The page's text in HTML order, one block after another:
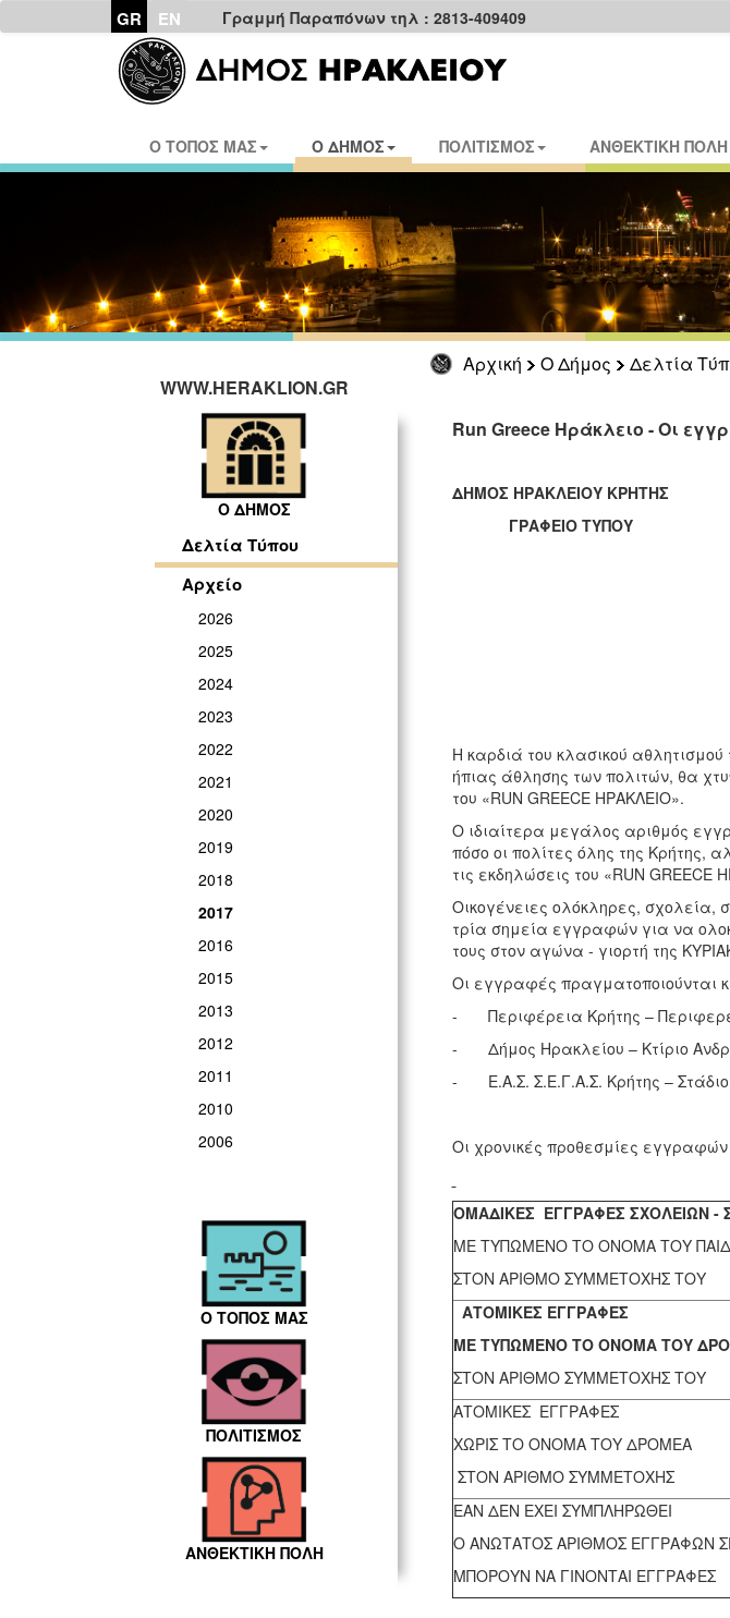
GR EN Γραμμή Παραπόνων τηλ : 2813-409409
Ο ΤΟΠΟΣ ΜΑΣ Ο ΔΗΜΟΣ ΠΟΛΙΤΙΣΜΟΣ ΑΝΘΕΚΤΙΚΗ ΠΟΛΗ
Αρχική Ο Δήμος Δελτία
WWW.HERAKLION.GR
Ο ΔΗΜΟΣ
Δελτία Τύπου
Αρχείο
2026
2025
2024
2023
2022
2021
2020
2019
2018
2017
2016
2015
2013
2012
2011
2010
2006
Ο ΤΟΠΟΣ ΜΑΣ
ΠΟΛΙΤΙΣΜΟΣ
ΑΝΘΕΚΤΙΚΗ ΠΟΛΗ
Run Greece Ηράκλειο - Οι
ΔΗΜΟΣ ΗΡΑΚΛΕΙΟΥ ΚΡΗΤΗΣ
ΓΡΑΦΕΙΟ ΤΥΠΟΥ
Η καρδιά του κλασικού αθλητισμού
ήπιας άθλησης των πολιτών, θα
του «RUN GREECE ΗΡΑΚΛΕΙΟ».
Ο ιδιαίτερα μεγάλος αριθμός
πόσο οι πολίτες όλης της Κρήτης,
τις εκδηλώσεις του «RUN GREECE
Οικογένειες ολόκληρες, σχολεία,
τρία σημεία εγγραφών για να
τους στον αγώνα - γιορτή της
Οι εγγραφές πραγματοποιούνται
- Περιφέρεια Κρήτης –
- Δήμος Ηρακλείου – Κτίριο
- Ε.Α.Σ. Σ.Ε.Γ.Α.Σ. Κρήτης – Στάδιο
Οι χρονικές προθεσμίες
ΟΜΑΔΙΚΕΣ ΕΓΓΡΑΦΕΣ ΣΧΟΛΕΙΩΝ -
ΜΕ ΤΥΠΩΜΕΝΟ ΤΟ ΟΝΟΜΑ ΤΟΥ
ΣΤΟΝ ΑΡΙΘΜΟ ΣΥΜΜΕΤΟΧΗΣ ΤΟΥ
ΑΤΟΜΙΚΕΣ ΕΓΓΡΑΦΕΣ
ΜΕ ΤΥΠΩΜΕΝΟ ΤΟ ΟΝΟΜΑ ΤΟΥ
ΣΤΟΝ ΑΡΙΘΜΟ ΣΥΜΜΕΤΟΧΗΣ ΤΟΥ
ΑΤΟΜΙΚΕΣ ΕΓΓΡΑΦΕΣ
ΧΩΡΙΣ ΤΟ ΟΝΟΜΑ ΤΟΥ ΔΡΟΜΕΑ
ΣΤΟΝ ΑΡΙΘΜΟ ΣΥΜΜΕΤΟΧΗΣ
ΕΑΝ ΔΕΝ ΕΧΕΙ ΣΥΜΠΛΗΡΩΘΕΙ
Ο ΑΝΩΤΑΤΟΣ ΑΡΙΘΜΟΣ ΕΓΓΡΑΦΩΝ
ΜΠΟΡΟΥΝ ΝΑ ΓΙΝΟΝΤΑΙ ΕΓΓΡΑΦΕΣ